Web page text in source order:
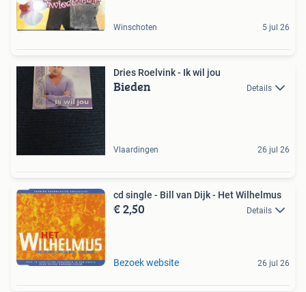
Winschoten 5 jul 26
Dries Roelvink - Ik wil jou
Bieden Details
Vlaardingen 26 jul 26
cd single - Bill van Dijk - Het Wilhelmus
€ 2,50 Details
Bezoek website 26 jul 26